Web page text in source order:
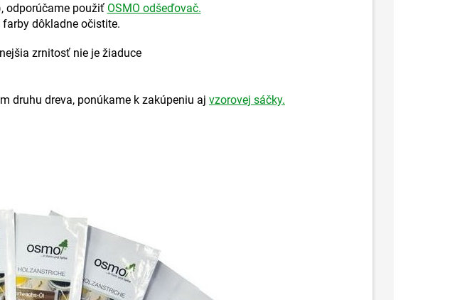
odporúčame použiť OSMO odšeďovač.
farby dôkladne očistite.
zrnitosť nie je žiaduce
druhu dreva, ponúkame k zakúpeniu aj vzorovej sáčky.